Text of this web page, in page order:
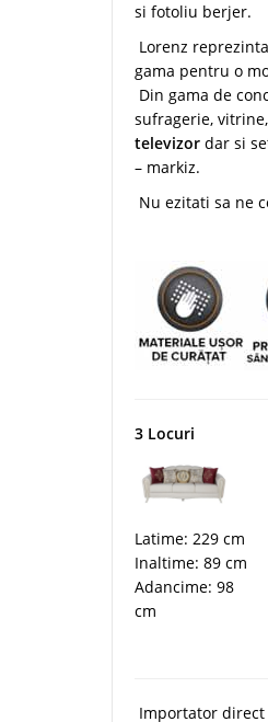
si fotoliu berjer.
Lorenz
gama pentru o
Din gama de
sufragerie,
televizor dar si
– markiz.
Nu ezitati sa ne
3 Locuri
Latime: 229 cm
Inaltime: 89 cm
Adancime: 98
cm
Importator direct